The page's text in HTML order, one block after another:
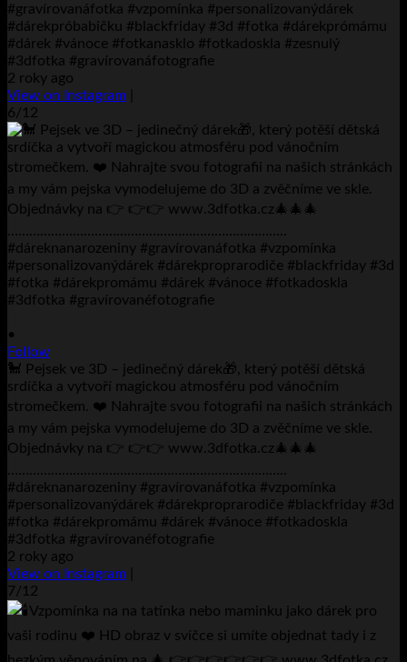
#gravírovanáfotka #vzpomínka #personalizovanýdárek
#dárekpróbabičku #blackfriday #3d #fotka #dárekprómámu
#dárek #vánoce #fotkanasklo #fotkadoskla #zesnulý
#3dfotka #gravírovanáfotografie
2 roky ago
View on Instagram
6/12
•
Follow
🐩 Pejsek ve 3D – jedinečný dárek🎁, který potěší dětská
srdíčka a vytvoří magickou atmosféru pod vánočním
stromečkem. ❤️ Nahrajte svou fotografii na našich stránkách
a my vám pejska vymodelujeme do 3D a zvěčníme ve skle.
Objednávky na 👉 👉👉 www.3dfotka.cz🎄🎄🎄
…………………………………………………………………..
#dáreknanarozeniny #gravírovanáfotka #vzpomínka
#personalizovanýdárek #dárekproprarodiče #blackfriday #3d
#fotka #dárekpromámu #dárek #vánoce #fotkadoskla
#3dfotka #gravírovanéfotografie
2 roky ago
View on Instagram
7/12